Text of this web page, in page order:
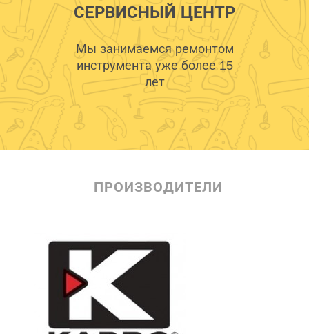
СЕРВИСНЫЙ ЦЕНТР
Мы занимаемся ремонтом
инструмента уже более 15
лет
ПРОИЗВОДИТЕЛИ